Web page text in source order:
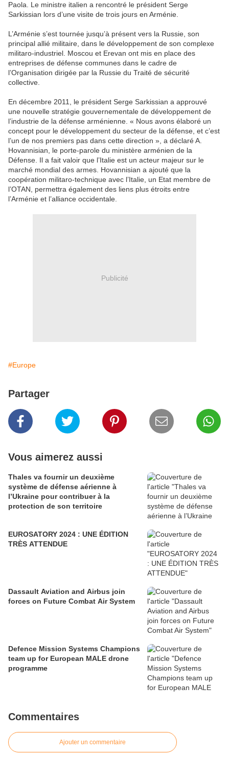
Paola. Le ministre italien a rencontré le président Serge
Sarkissian lors d’une visite de trois jours en Arménie.
L’Arménie s’est tournée jusqu’à présent vers la Russie, son
principal allié militaire, dans le développement de son complexe
militaro-industriel. Moscou et Erevan ont mis en place des
entreprises de défense communes dans le cadre de
l’Organisation dirigée par la Russie du Traité de sécurité
collective.
En décembre 2011, le président Serge Sarkissian a approuvé
une nouvelle stratégie gouvernementale de développement de
l’industrie de la défense arménienne. « Nous avons élaboré un
concept pour le développement du secteur de la défense, et c’est
l’un de nos premiers pas dans cette direction », a déclaré A.
Hovannisian, le porte-parole du ministère arménien de la
Défense. Il a fait valoir que l’Italie est un acteur majeur sur le
marché mondial des armes. Hovannisian a ajouté que la
coopération militaro-technique avec l’Italie, un Etat membre de
l’OTAN, permettra également des liens plus étroits entre
l’Arménie et l’alliance occidentale.
Publicité
#Europe
Partager
Vous aimerez aussi
Thales va fournir un deuxième
système de défense aérienne à
l’Ukraine pour contribuer à la
protection de son territoire
EUROSATORY 2024 : UNE ÉDITION
TRÈS ATTENDUE
Dassault Aviation and Airbus join
forces on Future Combat Air System
Defence Mission Systems Champions
team up for European MALE drone
programme
Commentaires
Ajouter un commentaire